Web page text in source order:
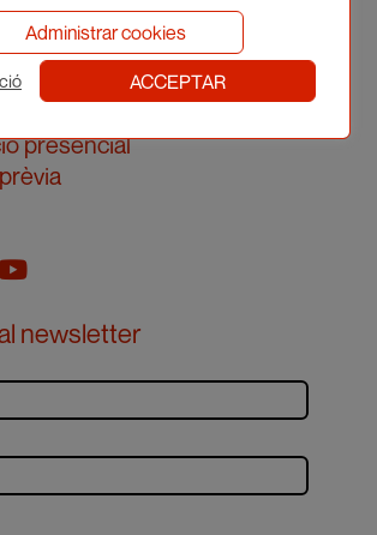
telefònica
de 10 a 14h
presencial
youtube
newsletter
Administrar cookies
ACCEPTAR